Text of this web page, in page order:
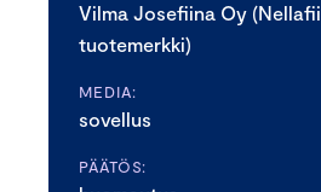
Vilma Josefiina Oy
tuotemerkki)
MEDIA:
sovellus
PÄÄTÖS: